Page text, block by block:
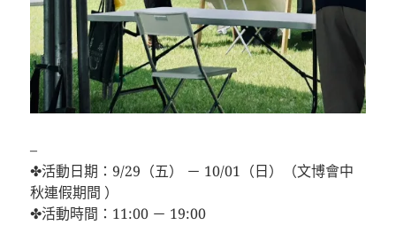
–
✤活動日期：9/29（五） － 10/01（日）（文博會中
秋連假期間 ）
✤活動時間：11:00 － 19:00